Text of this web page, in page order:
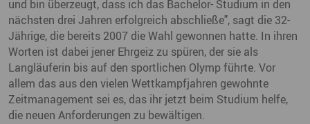
und bin überzeugt, dass ich das Bachelor- Studium in den
nächsten drei Jahren erfolgreich abschließe", sagt die 32-
Jährige, die bereits 2007 die Wahl gewonnen hatte. In ihren
Worten ist dabei jener Ehrgeiz zu spüren, der sie als
Langläuferin bis auf den sportlichen Olymp führte. Vor
allem das aus den vielen Wettkampfjahren gewohnte
Zeitmanagement sei es, das ihr jetzt beim Studium helfe,
die neuen Anforderungen zu bewältigen.